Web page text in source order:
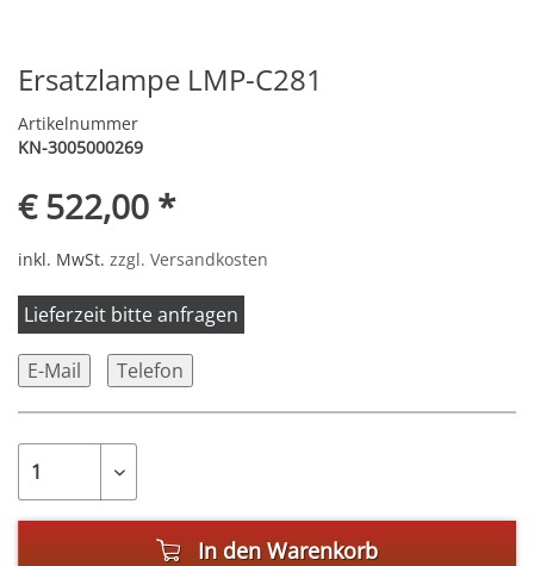
Ersatzlampe LMP-C281
Artikelnummer
KN-3005000269
€ 522,00 *
inkl. MwSt. zzgl. Versandkosten
Lieferzeit bitte anfragen
E-Mail Telefon
In den Warenkorb